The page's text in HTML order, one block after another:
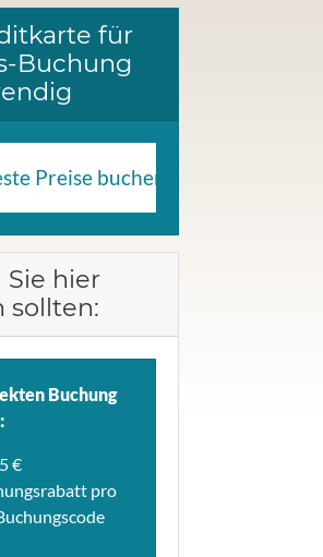
für
Buchung
Preise buchen
hier
sollten:
Buchung
€
pro